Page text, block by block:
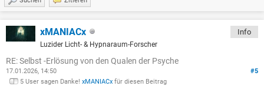
xMANIACx
Luzider Licht- & Hypnaraum-Forscher
Info
RE: Selbst -Erlösung von den Qualen der Psyche
#5
17.01.2026, 14:50
5 User sagen Danke! xMANIACx für diesen Beitrag